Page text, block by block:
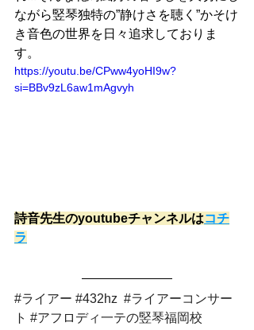
ながら竪琴独特の”静けさを聴く”かそけ
き音色の世界を日々追求しておりま
す。
https://youtu.be/CPww4yoHI9w?
si=BBv9zL6aw1mAgvyh
詩音先生のyoutubeチャンネルはコチ
ラ
#ライアー #432hz #ライアーコンサー
ト #アフロディ一テの竪琴福岡校